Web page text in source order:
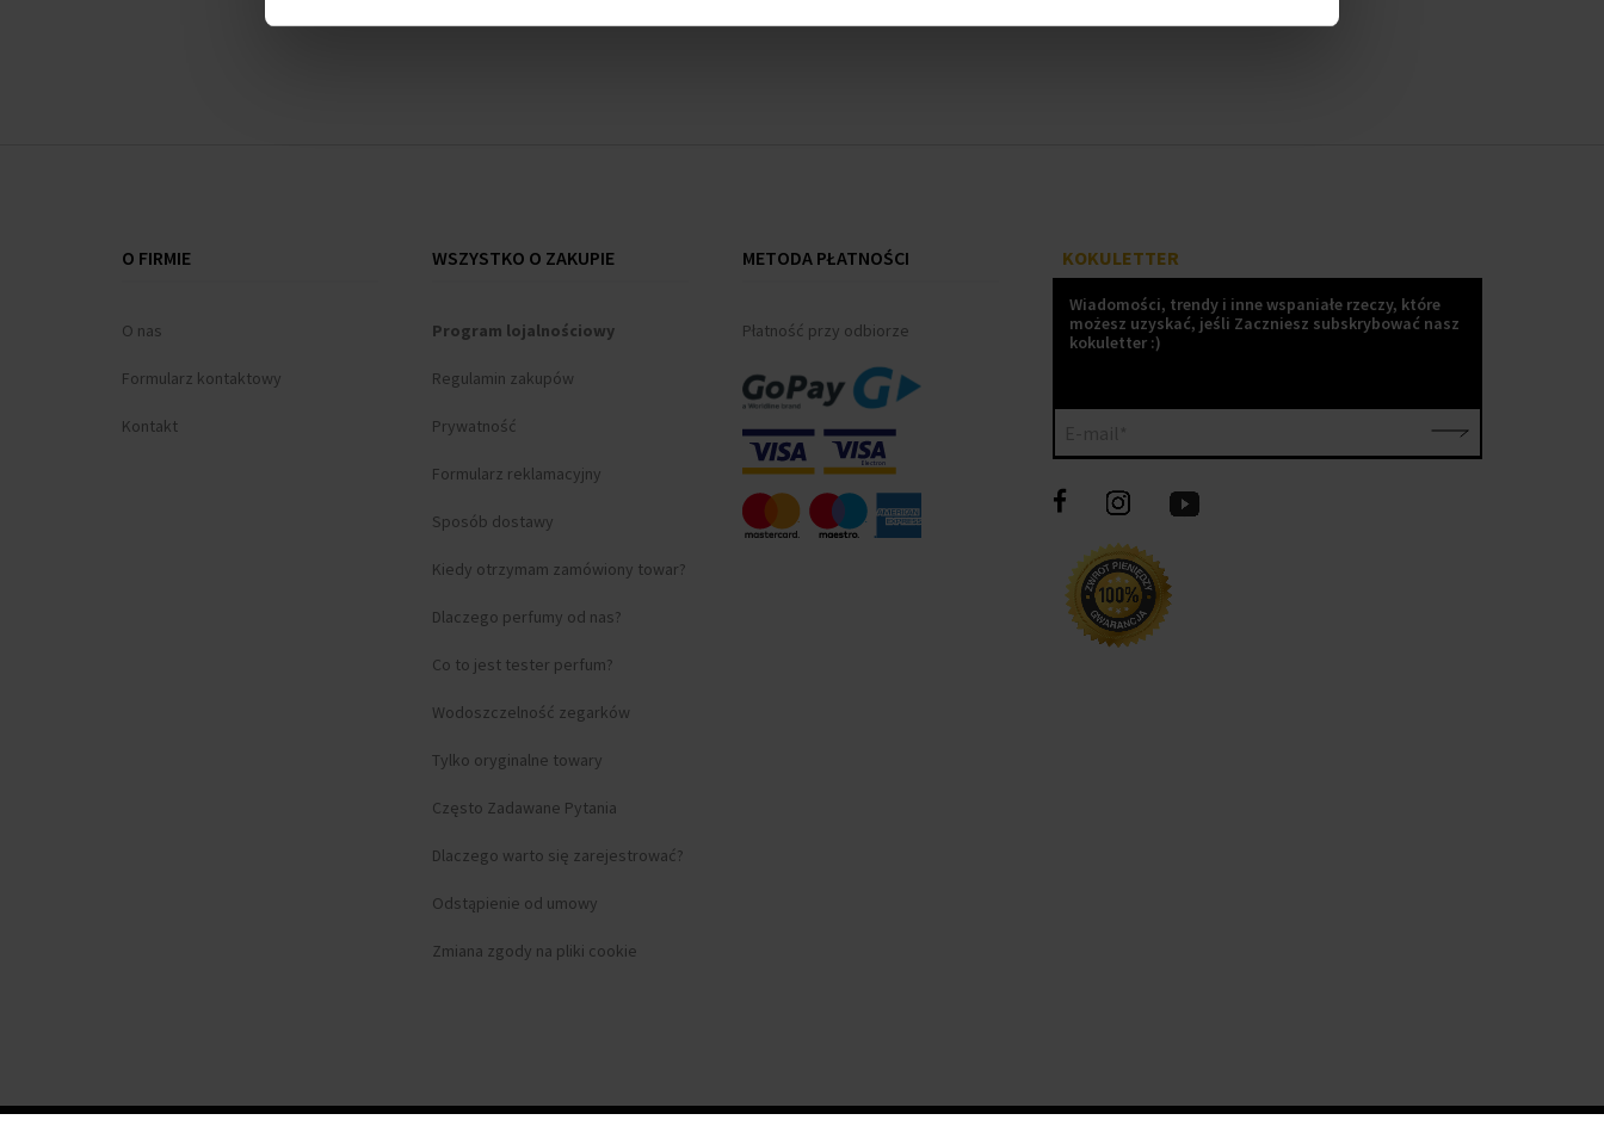
O FIRMIE
O nas
Formularz kontaktowy
Kontakt
WSZYSTKO O ZAKUPIE
Program lojalnościowy
Regulamin zakupów
Prywatność
Formularz reklamacyjny
Sposób dostawy
Kiedy otrzymam zamówiony towar?
Dlaczego perfumy od nas?
Co to jest tester perfum?
Wodoszczelność zegarków
Tylko oryginalne towary
Często Zadawane Pytania
Dlaczego warto się zarejestrować?
Odstąpienie od umowy
Zmiana zgody na pliki cookie
METODA PŁATNOŚCI
Płatność przy odbiorze
KOKULETTER
Wiadomości, trendy i inne wspaniałe rzeczy, które
możesz uzyskać, jeśli Zaczniesz subskrybować nasz
kokuletter :)